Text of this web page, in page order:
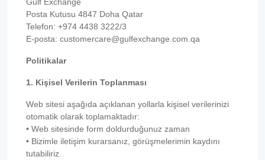
Posta Kutusu 4847 Doha Qatar
Telefon: +974 4438 3222/3
E-posta: customercare@gulfexchange.com.qa
Politikalar
1. Kişisel Verilerin Toplanması
Web sitesi aşağıda açıklanan yollarla kişisel verilerinizi
otomatik olarak toplamaktadır:
• Web sitesinde form doldurduğunuz zaman
• Bizimle iletişim kurarsanız, görüşmelerimin kaydını
tutabiliriz.